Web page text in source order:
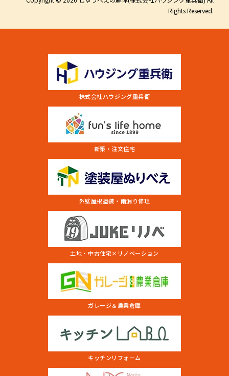
Rights Reserved.
株式会社ハウジング重兵衛
新築・注文住宅
外壁屋根塗装・雨漏り修理
土地・中古住宅×リノベーション
ガレージ＆農業倉庫
キッチンリフォーム